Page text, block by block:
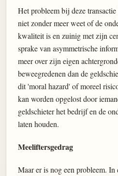
Het probleem bij deze
niet zonder meer weet of de
kwaliteit is en zuinig met zijn
sprake van asymmetrische
meer over zijn eigen
beweegredenen dan de
dit 'moral hazard' of moreel
kan worden opgelost door
geldschieter het bedrijf en de
laten houden.
Meeliftersgedrag
Maar er is nog een probleem.